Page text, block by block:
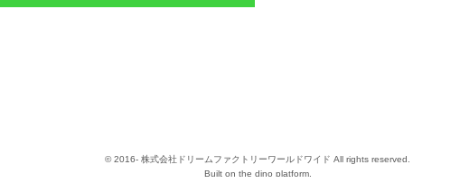
© 2016- 株式会社ドリームファクトリーワールドワイド All rights reserved.
Built on the dino platform.